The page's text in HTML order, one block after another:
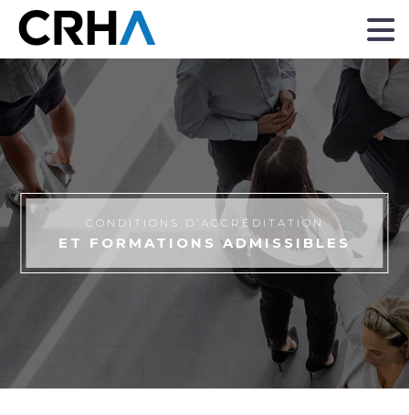
“
CONDITIONS D’ACCRÉDITATION
ET FORMATIONS ADMISSIBLES